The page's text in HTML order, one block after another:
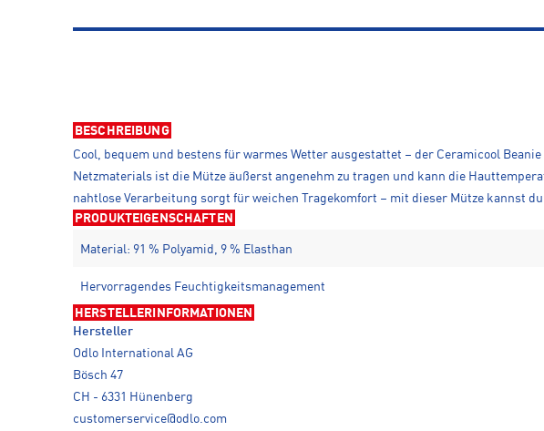
BESCHREIBUNG
Cool, bequem und bestens für warmes Wetter ausgestattet – der Ceramicool
Netzmaterials ist die Mütze äußerst angenehm zu tragen und kann die
nahtlose Verarbeitung sorgt für weichen Tragekomfort – mit dieser Mütze kannst
PRODUKTEIGENSCHAFTEN
Material: 91 % Polyamid, 9 % Elasthan
Hervorragendes Feuchtigkeitsmanagement
HERSTELLERINFORMATIONEN
Hersteller
Odlo International AG
Bösch 47
CH - 6331 Hünenberg
customerservice@odlo.com